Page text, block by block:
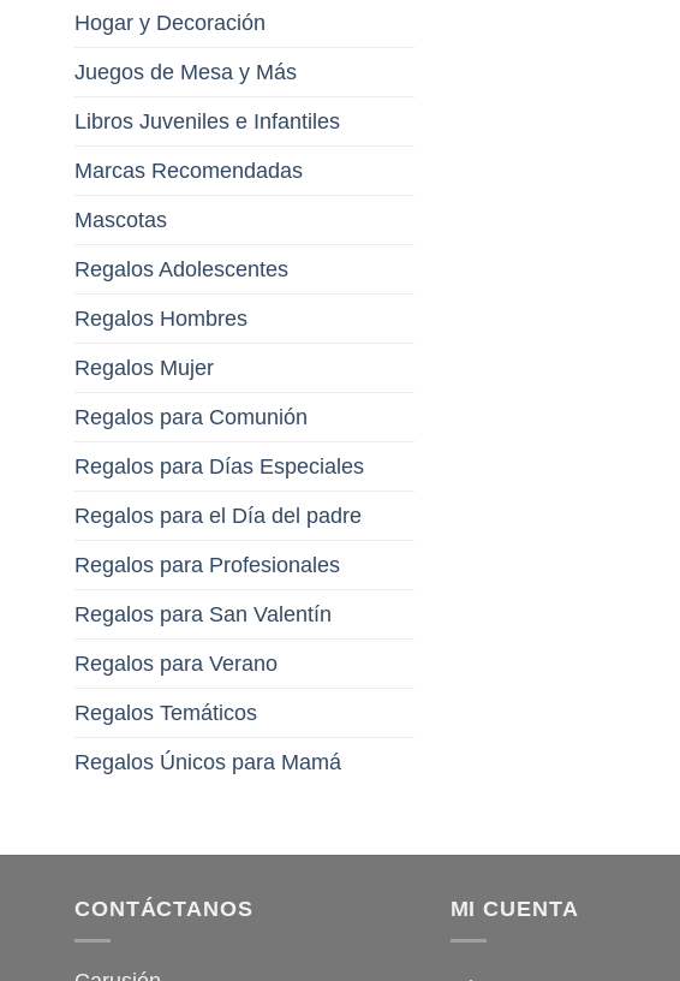
Hogar y Decoración
Juegos de Mesa y Más
Libros Juveniles e Infantiles
Marcas Recomendadas
Mascotas
Regalos Adolescentes
Regalos Hombres
Regalos Mujer
Regalos para Comunión
Regalos para Días Especiales
Regalos para el Día del padre
Regalos para Profesionales
Regalos para San Valentín
Regalos para Verano
Regalos Temáticos
Regalos Únicos para Mamá
CONTÁCTANOS MI CUENTA